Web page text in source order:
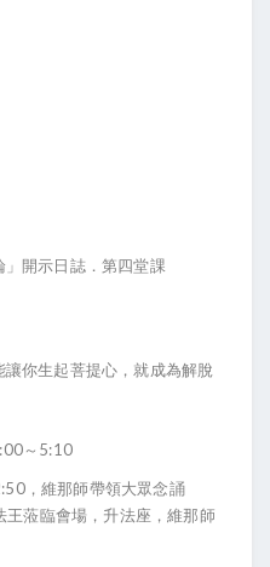
」開示日誌．第四堂課
你生起菩提心，就成為解脫
～5:10
，維那師帶領大眾念誦
王蒞臨會場，升法座，維那師